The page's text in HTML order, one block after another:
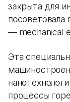
закрыта для
— mechanical
Эта
процессы